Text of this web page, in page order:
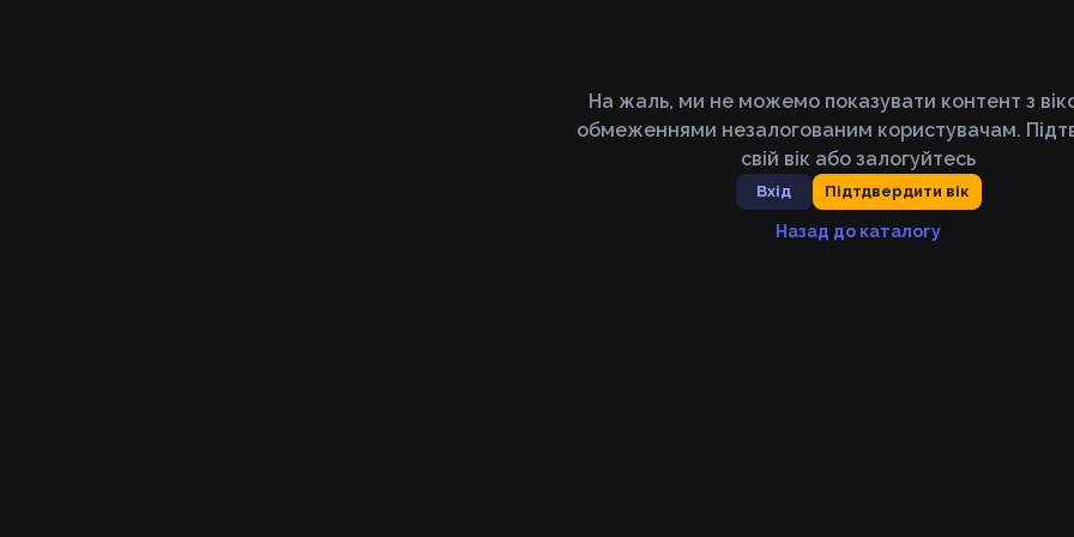
На жаль, ми не можемо показувати контент з
обмеженнями незалогованим користувачам.
свій вік або залогуйтесь
Вхід Підтдвердити вік
Назад до каталогу